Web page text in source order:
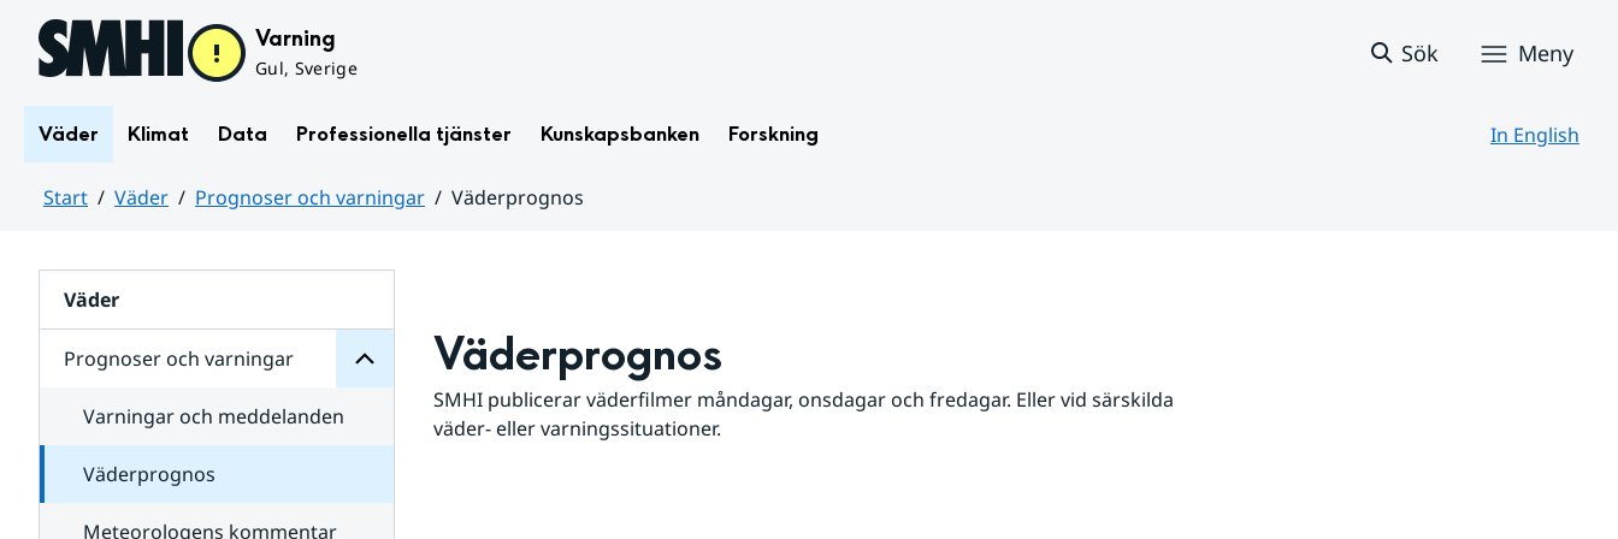
Hoppa till sidans innehåll Varning
Gul, Sverige
Sök Meny
Väder Klimat Data Professionella tjänster Kunskapsbanken Forskning In English
Start Väder Prognoser och varningar
Väderprognos
Väder
Prognoser och varningar
för
varningar
Varningar och meddelanden
Väderprognos
Meteorologens kommentar
Väderprognos
SMHI publicerar väderfilmer måndagar, onsdagar och fredagar. Eller vid särskilda
väder- eller varningssituationer.